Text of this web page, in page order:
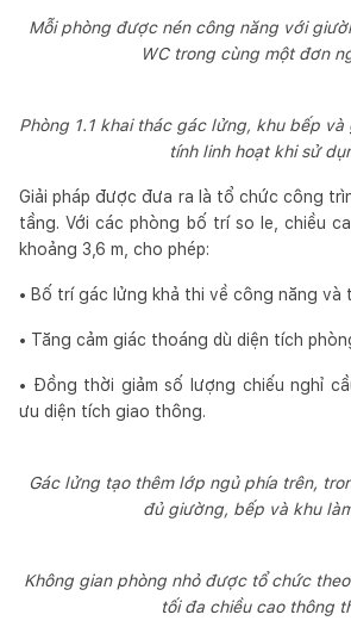
Mỗi phòng được nén công năng với
WC trong cùng một đơn
Phòng 1.1 khai thác gác lửng, khu bếp
tính linh hoạt khi sử
Giải pháp được đưa ra là tổ chức công
tầng. Với các phòng bố trí so le, chiều
khoảng 3,6 m, cho phép:
• Bố trí gác lửng khả thi về công năng và
• Tăng cảm giác thoáng dù diện tích
• Đồng thời giảm số lượng chiếu nghỉ
ưu diện tích giao thông.
Gác lửng tạo thêm lớp ngủ phía trên,
đủ giường, bếp và khu
Không gian phòng nhỏ được tổ chức
tối đa chiều cao thông